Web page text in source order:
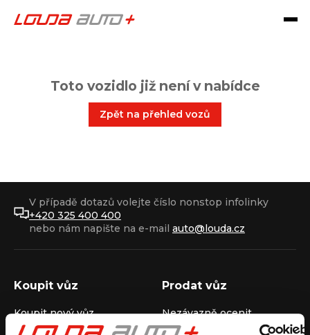
Toto vozidlo již není v nabídce
Zpět na přehled vozů
V případě dotazů volejte číslo nonstop infolinky
+420 325 400 400
nebo nám napište na e-mail auto@louda.cz
Koupit vůz
Koupit nový vůz
Koupit ojetý vůz
Prodat vůz
Nezávazně ocenit
Průběh výkupu vozu